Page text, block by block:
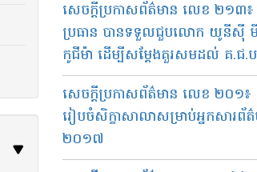
សេចក្ដី​ប្រកាសព័ត៌មាន​ លេខ​ ២១៣​​​
ប្រធាន បានទទួលជួប​លោក​ យូនីស៊ី មីយូ
កូជីម៉ា ដើម្បី​សម្ដែង​គួរសមដល់ គ.ជ.ប
សេចក្ដី​ប្រកាស​ព័ត៌មាន​ លេខ ២០១​៖​
រៀបចំ​សិក្ខាសាលា​សម្រាប់​អ្នកសារព័ត៌ម
២០១៧